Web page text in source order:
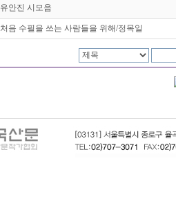
유안진 시모음
처음 수필을 쓰는 사람들을 위해/정목일